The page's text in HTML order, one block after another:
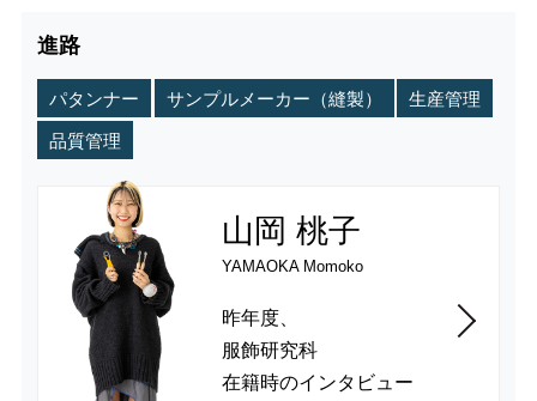
進路
パタンナー サンプルメーカー（縫製） 生産管理
品質管理
山岡 桃子
YAMAOKA Momoko
昨年度、
服飾研究科
在籍時のインタビュー